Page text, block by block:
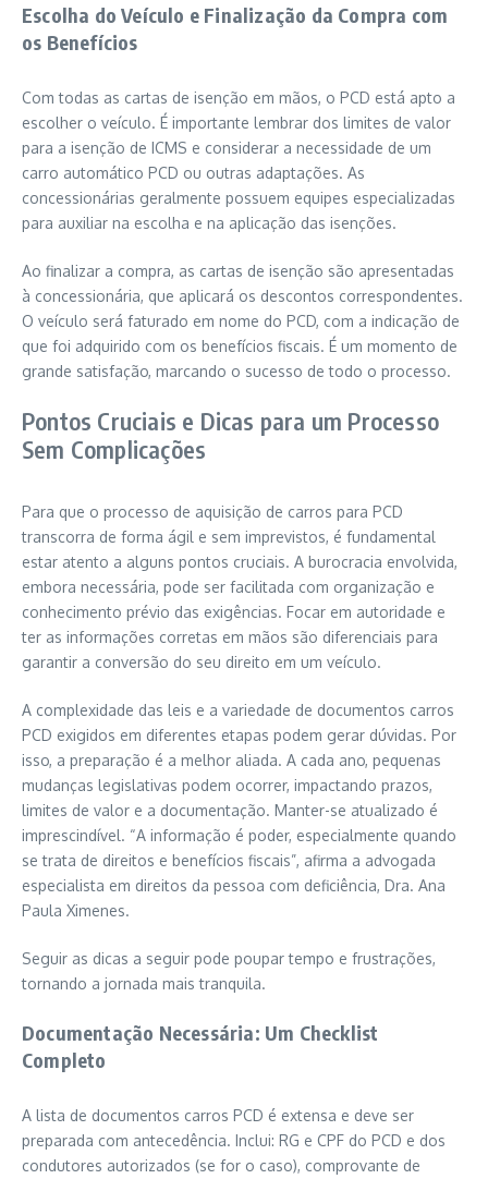
Escolha do Veículo e Finalização da Compra com
os Benefícios
Com todas as cartas de isenção em mãos, o PCD está apto a
escolher o veículo. É importante lembrar dos limites de valor
para a isenção de ICMS e considerar a necessidade de um
carro automático PCD ou outras adaptações. As
concessionárias geralmente possuem equipes especializadas
para auxiliar na escolha e na aplicação das isenções.
Ao finalizar a compra, as cartas de isenção são apresentadas
à concessionária, que aplicará os descontos correspondentes.
O veículo será faturado em nome do PCD, com a indicação de
que foi adquirido com os benefícios fiscais. É um momento de
grande satisfação, marcando o sucesso de todo o processo.
Pontos Cruciais e Dicas para um Processo
Sem Complicações
Para que o processo de aquisição de carros para PCD
transcorra de forma ágil e sem imprevistos, é fundamental
estar atento a alguns pontos cruciais. A burocracia envolvida,
embora necessária, pode ser facilitada com organização e
conhecimento prévio das exigências. Focar em autoridade e
ter as informações corretas em mãos são diferenciais para
garantir a conversão do seu direito em um veículo.
A complexidade das leis e a variedade de documentos carros
PCD exigidos em diferentes etapas podem gerar dúvidas. Por
isso, a preparação é a melhor aliada. A cada ano, pequenas
mudanças legislativas podem ocorrer, impactando prazos,
limites de valor e a documentação. Manter-se atualizado é
imprescindível. “A informação é poder, especialmente quando
se trata de direitos e benefícios fiscais”, afirma a advogada
especialista em direitos da pessoa com deficiência, Dra. Ana
Paula Ximenes.
Seguir as dicas a seguir pode poupar tempo e frustrações,
tornando a jornada mais tranquila.
Documentação Necessária: Um Checklist
Completo
A lista de documentos carros PCD é extensa e deve ser
preparada com antecedência. Inclui: RG e CPF do PCD e dos
condutores autorizados (se for o caso), comprovante de